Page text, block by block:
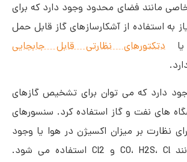
مانند فضای محدود وجود دارد که برای
به استفاده از آشکارسازهای گاز قابل حمل
دتکتورهای نظارتی قابل جابجایی
دارد که می توان برای تشخیص گازهای
های نفت و گاز استفاده کرد. سنسورهای
نظارت بر میزان اکسیژن در هوا یا وجود
گازهای سمی مانند CO، H2S، Cl و Cl2 استفاده می شود.